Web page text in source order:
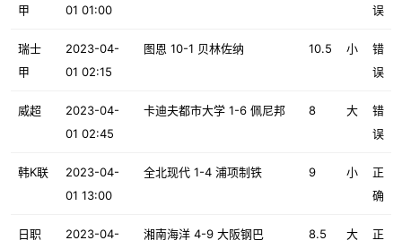
甲
01 01:00
误
瑞士
甲
2023-04-
01 02:15
图恩 10-1 贝林佐纳 10.5 小
错
误
威超
2023-04-
01 02:45
卡迪夫都市大学 1-6 佩尼邦 8 大
错
误
韩K联
2023-04-
01 13:00
全北现代 1-4 浦项制铁 9 小
正
确
日职
2023-04-
湘南海洋 4-9 大阪钢巴 8.5 大
正